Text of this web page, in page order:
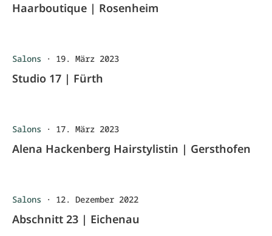
Haarboutique | Rosenheim
Salons · 19. März 2023
Studio 17 | Fürth
Salons · 17. März 2023
Alena Hackenberg Hairstylistin | Gersthofen
Salons · 12. Dezember 2022
Abschnitt 23 | Eichenau